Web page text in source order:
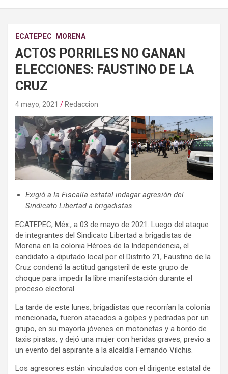
ECATEPEC MORENA
ACTOS PORRILES NO GANAN
ELECCIONES: FAUSTINO DE LA
CRUZ
4 mayo, 2021 Redaccion
Exigió a la Fiscalía estatal indagar agresión del
Sindicato Libertad a brigadistas
ECATEPEC, Méx., a 03 de mayo de 2021. Luego del ataque
de integrantes del Sindicato Libertad a brigadistas de
Morena en la colonia Héroes de la Independencia, el
candidato a diputado local por el Distrito 21, Faustino de la
Cruz condenó la actitud gangsteril de este grupo de
choque para impedir la libre manifestación durante el
proceso electoral.
La tarde de este lunes, brigadistas que recorrían la colonia
mencionada, fueron atacados a golpes y pedradas por un
grupo, en su mayoría jóvenes en motonetas y a bordo de
taxis piratas, y dejó una mujer con heridas graves, previo a
un evento del aspirante a la alcaldía Fernando Vilchis.
Los agresores están vinculados con el dirigente estatal de